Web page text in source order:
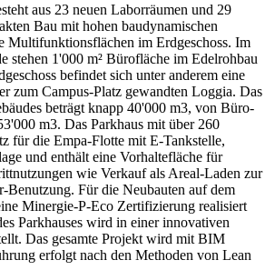
aus 23 neuen Laborräumen und 29
Bau mit hohen baudynamischen
Multifunktionsflächen im Erdgeschoss. Im
stehen 1'000 m² Bürofläche im Edelrohbau
befindet sich unter anderem eine
zum Campus-Platz gewandten Loggia. Das
beträgt knapp 40'000 m3, von Büro-
m3. Das Parkhaus mit über 260
für die Empa-Flotte mit E-Tankstelle,
und enthält eine Vorhaltefläche für
wie Verkauf als Areal-Laden zur
Benutzung. Für die Neubauten auf dem
Minergie-P-Eco Zertifizierung realisiert
Parkhauses wird in einer innovativen
Das gesamte Projekt wird mit BIM
erfolgt nach den Methoden von Lean